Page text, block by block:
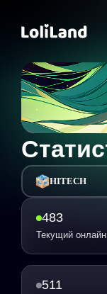
HITECH
483
Текущий онлайн
511